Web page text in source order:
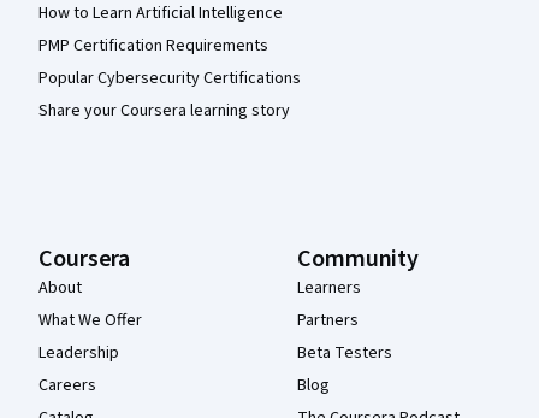
How to Learn Artificial Intelligence
PMP Certification Requirements
Popular Cybersecurity Certifications
Share your Coursera learning story
Coursera
About
What We Offer
Leadership
Careers
Community
Learners
Partners
Beta Testers
Blog